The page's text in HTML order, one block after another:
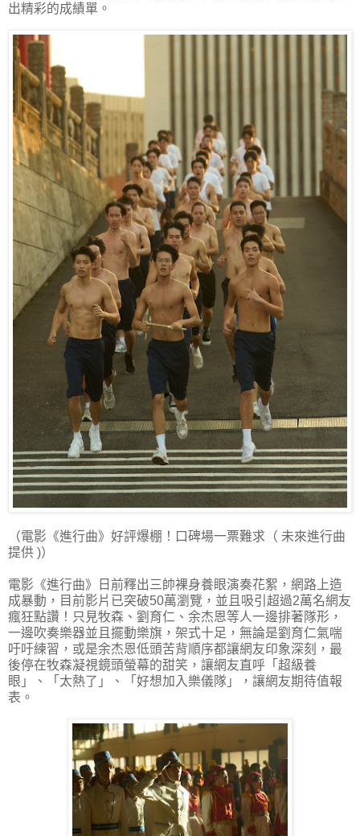
出精彩的成績單。
（電影《進行曲》好評爆棚！口碑場一票難求（ 未來進行曲
提供 )）
電影《進行曲》日前釋出三帥裸身養眼演奏花絮，網路上造
成暴動，目前影片已突破50萬瀏覽，並且吸引超過2萬名網友
瘋狂點讚！只見牧森、劉育仁、余杰恩等人一邊排著隊形，
一邊吹奏樂器並且擺動樂旗，架式十足，無論是劉育仁氣喘
吁吁練習，或是余杰恩低頭苦背順序都讓網友印象深刻，最
後停在牧森凝視鏡頭螢幕的甜笑，讓網友直呼「超級養
眼」、「太熱了」、「好想加入樂儀隊」，讓網友期待值報
表。